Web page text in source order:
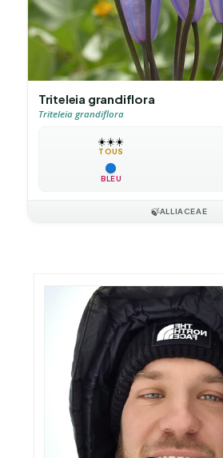
Triteleia grandiflora
Triteleia grandiflora
☀️☀️☀️
TOUS
BLEU
🍃ALLIACEAE